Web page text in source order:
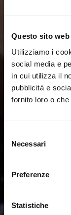
Questo sito
Utilizziamo i
social media e
in cui utilizza il
pubblicità e
fornito loro o
delNecessari
Preferenze
Statistiche